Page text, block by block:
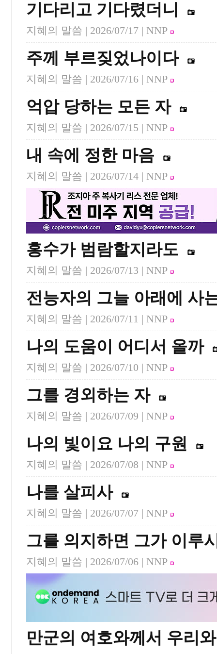
기다리고 기다렸더니
지혜의 말씀 | 2026/07/17 | NNP
주께 부르짖었나이다
지혜의 말씀 | 2026/07/16 | NNP
억압 당하는 모든 자
지혜의 말씀 | 2026/07/15 | NNP
내 속에 정한 마음
지혜의 말씀 | 2026/07/14 | NNP
홍수가 범람할지라도
지혜의 말씀 | 2026/07/13 | NNP
전능자의 그늘 아래에 사
지혜의 말씀 | 2026/07/11 | NNP
나의 도움이 어디서 올까
지혜의 말씀 | 2026/07/10 | NNP
그를 경외하는 자
지혜의 말씀 | 2026/07/09 | NNP
나의 빛이요 나의 구원
지혜의 말씀 | 2026/07/08 | NNP
나를 살피사
지혜의 말씀 | 2026/07/07 | NNP
그를 의지하면 그가 이루
지혜의 말씀 | 2026/07/06 | NNP
만군의 여호와께서 우리와